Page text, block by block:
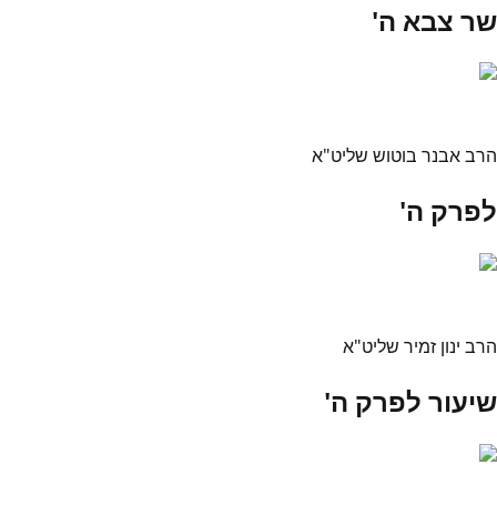
שר צבא ה'
הרב אבנר בוטוש שליט"א
לפרק ה'
הרב ינון זמיר שליט"א
שיעור לפרק ה'